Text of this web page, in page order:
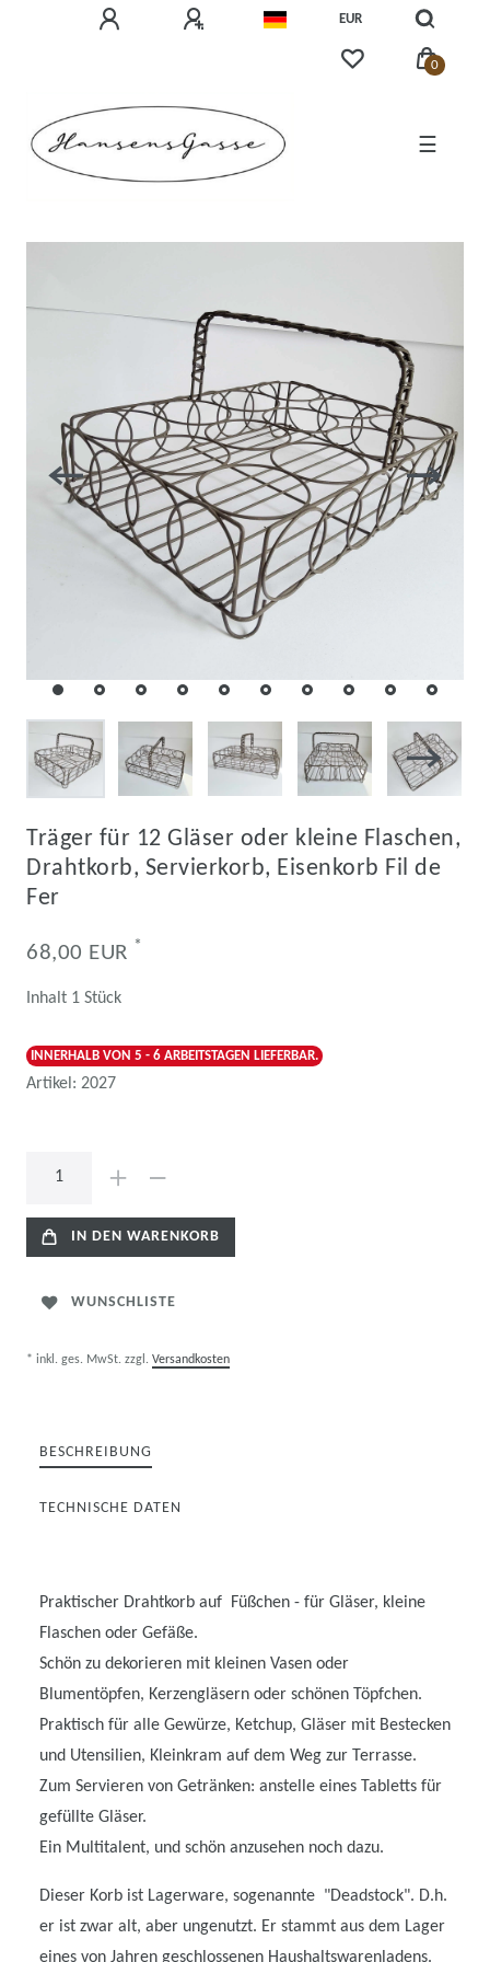
EUR
0
☰
Träger für 12 Gläser oder kleine Flaschen,
Drahtkorb, Servierkorb, Eisenkorb Fil de
Fer
68,00 EUR *
Inhalt 1 Stück
INNERHALB VON 5 - 6 ARBEITSTAGEN LIEFERBAR.
Artikel: 2027
IN DEN WARENKORB
WUNSCHLISTE
* inkl. ges. MwSt. zzgl. Versandkosten
BESCHREIBUNG
TECHNISCHE DATEN
Praktischer Drahtkorb auf Füßchen - für Gläser, kleine
Flaschen oder Gefäße.
Schön zu dekorieren mit kleinen Vasen oder
Blumentöpfen, Kerzengläsern oder schönen Töpfchen.
Praktisch für alle Gewürze, Ketchup, Gläser mit Bestecken
und Utensilien, Kleinkram auf dem Weg zur Terrasse.
Zum Servieren von Getränken: anstelle eines Tabletts für
gefüllte Gläser.
Ein Multitalent, und schön anzusehen noch dazu.
Dieser Korb ist Lagerware, sogenannte "Deadstock". D.h.
er ist zwar alt, aber ungenutzt. Er stammt aus dem Lager
eines von Jahren geschlossenen Haushaltswarenladens.